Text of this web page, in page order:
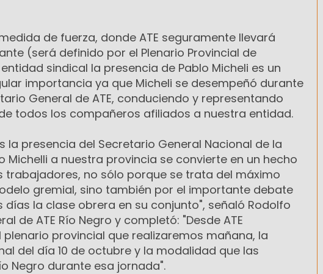
de fuerza, donde ATE seguramente llevará
(será definido por el Plenario Provincial de
sindical la presencia de Pablo Micheli es un
importancia ya que Micheli se desempeñó durante
General de ATE, conduciendo y representando
todos los compañeros afiliados a nuestra entidad.
la presencia del Secretario General Nacional de la
Michelli a nuestra provincia se convierte en un hecho
no sólo porque se trata del máximo
gremial, sino también por el importante debate
la clase obrera en su conjunto", señaló Rodolfo
de ATE Río Negro y completó: "Desde ATE
provincial que realizaremos mañana, la
del día 10 de octubre y la modalidad que las
Negro durante esa jornada".